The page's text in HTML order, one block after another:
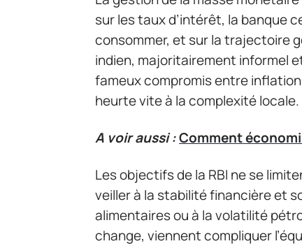
sur les taux d’intérêt, la banque
consommer, et sur la trajectoire
indien, majoritairement informel
fameux compromis entre
heurte vite à la complexité locale.
A voir aussi :Comment
Les objectifs de la RBI ne se
veiller à la stabilité financière et
alimentaires ou à la volatilité
change, viennent compliquer